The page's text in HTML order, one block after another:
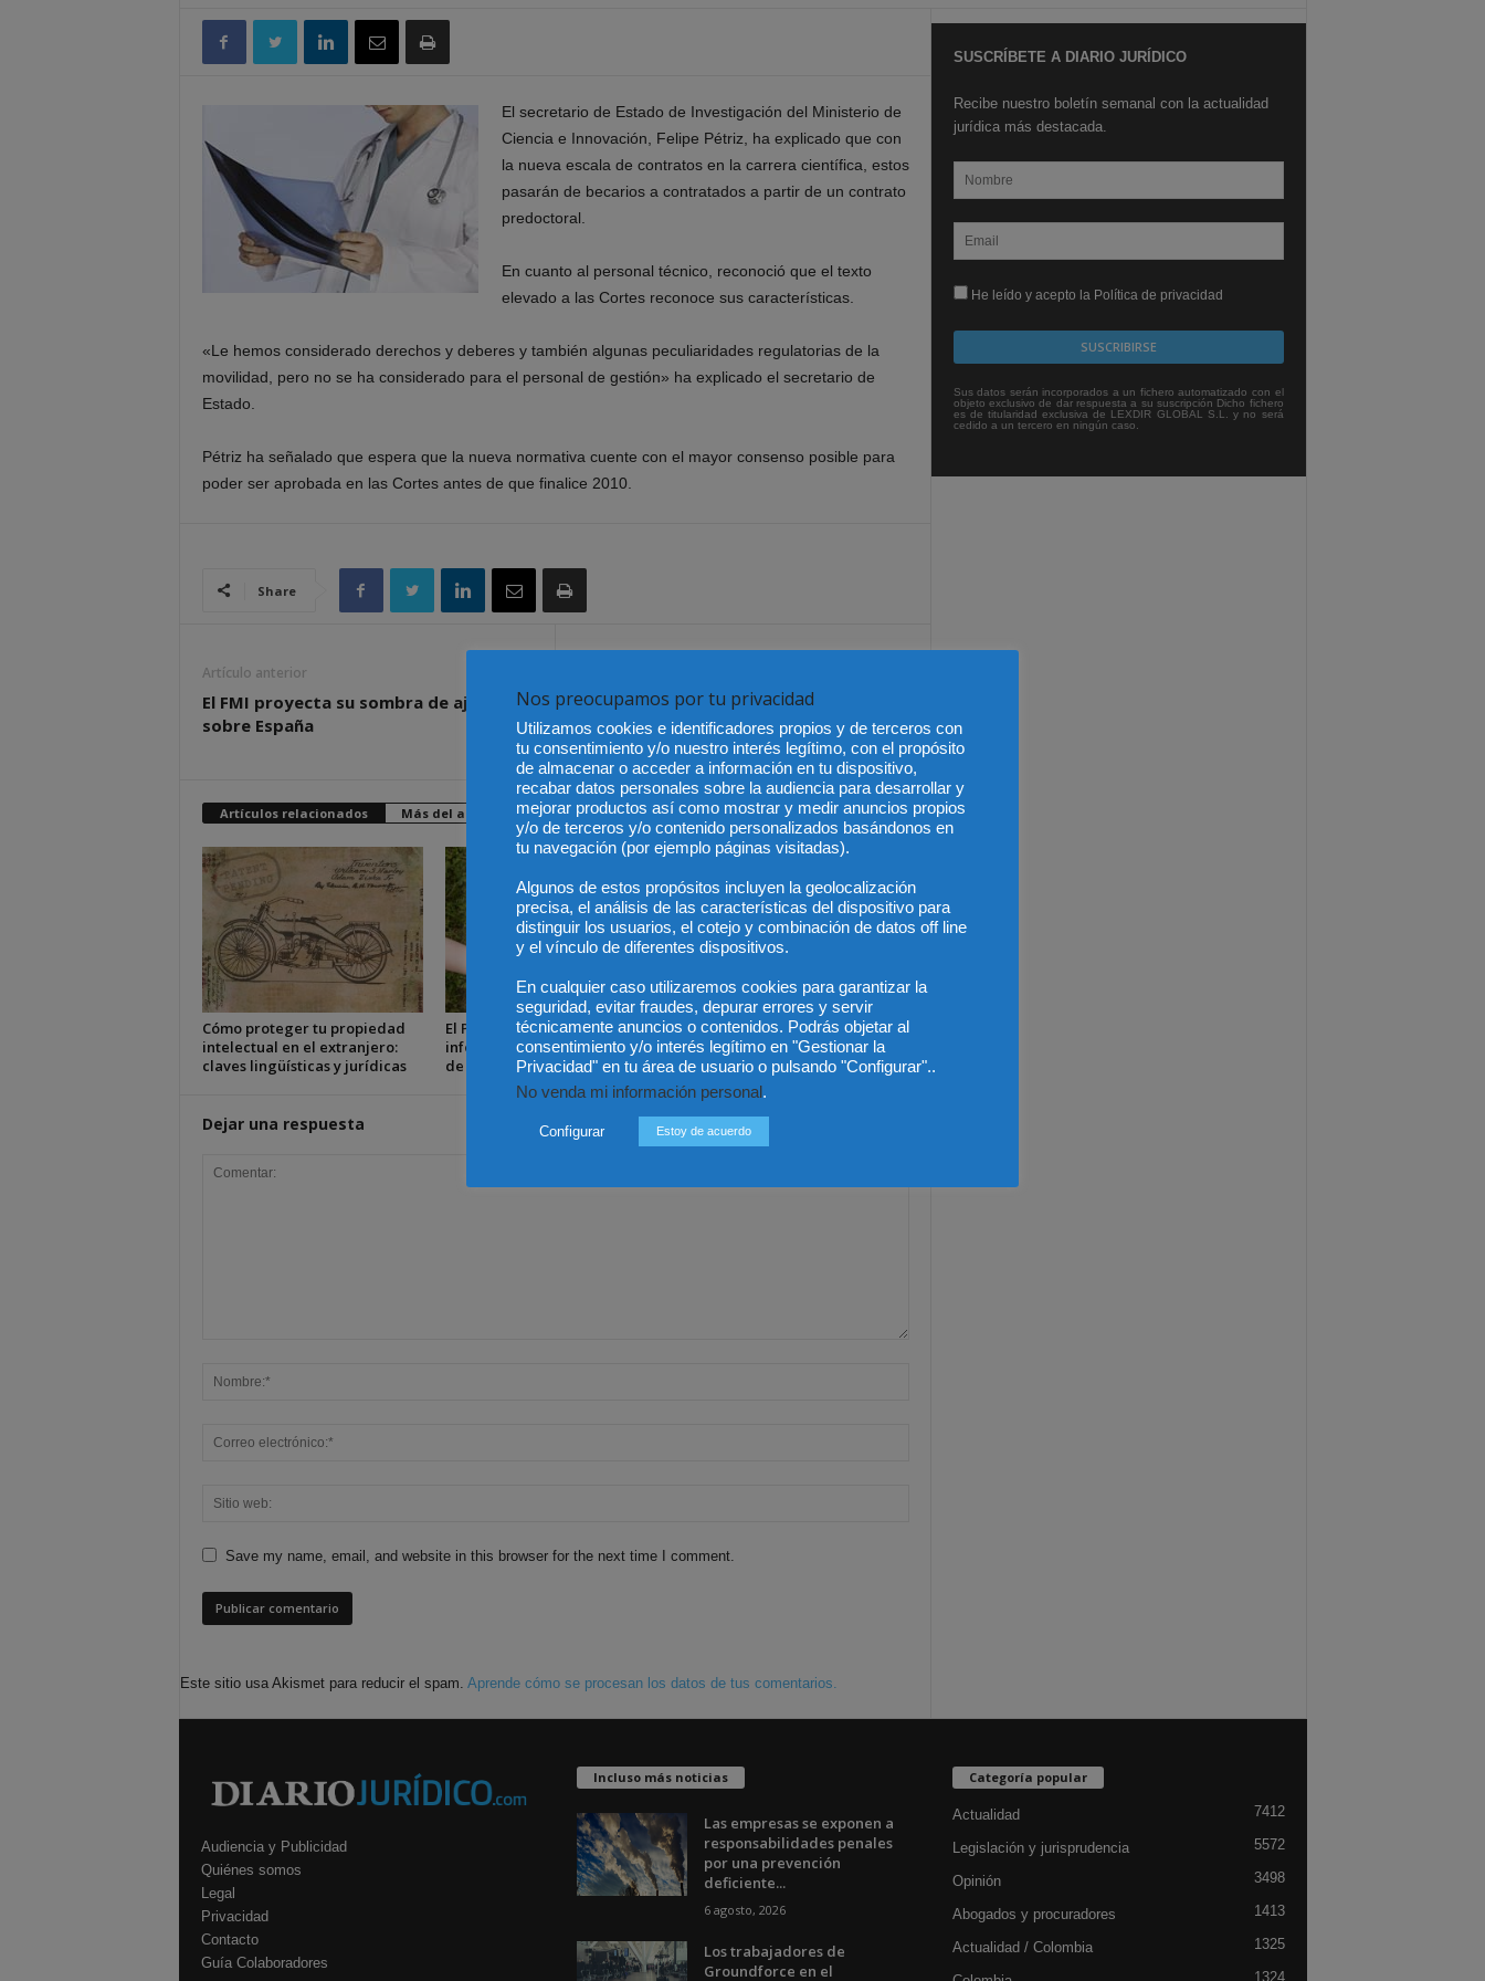
El secretario de Estado de Investigación del Ministerio de
Ciencia e Innovación, Felipe Pétriz, ha explicado que con
la nueva escala de contratos en la carrera científica, estos
pasarán de becarios a contratados a partir de un contrato
predoctoral.
En cuanto al personal técnico, reconoció que el texto
elevado a las Cortes reconoce sus características.
«Le hemos considerado derechos y deberes y también algunas peculiaridades regulatorias de la
movilidad, pero no se ha considerado para el personal de gestión» ha explicado el secretario de
Estado.
Pétriz ha señalado que espera que la nueva normativa cuente con el mayor consenso posible para
poder ser aprobada en las Cortes antes de que finalice 2010.
Share
Artículo anterior
El FMI proyecta su sombra de ajustes
sobre España
Portugal también avanza con un alza
de impuestos
Artículos relacionados Más del autor
Cómo proteger tu propiedad
intelectual en el extranjero:
claves lingüísticas y jurídicas
El Pleno del CGPJ aprueba el
informe al anteproyecto de Ley
de Familias por unanimidad
Últimas modificaciones en la
Ley de Sociedades de Capital
Dejar una respuesta
Save my name, email, and website in this browser for the next time I comment.
Este sitio usa Akismet para reducir el spam. Aprende cómo se procesan los datos de tus comentarios.
SUSCRÍBETE A DIARIO JURÍDICO
Recibe nuestro boletín semanal con la actualidad
jurídica más destacada.
He leído y acepto la Política de privacidad
Sus datos serán incorporados a un fichero automatizado con el
objeto exclusivo de dar respuesta a su suscripción Dicho fichero
es de titularidad exclusiva de LEXDIR GLOBAL S.L. y no será
cedido a un tercero en ningún caso.
Audiencia y Publicidad
Quiénes somos
Legal
Privacidad
Contacto
Guía Colaboradores
Incluso más noticias
Las empresas se exponen a
responsabilidades penales
por una prevención
deficiente...
6 agosto, 2026
Los trabajadores de
Groundforce en el
Categoría popular
Actualidad 7412
Legislación y jurisprudencia 5572
Opinión 3498
Abogados y procuradores 1413
Actualidad / Colombia 1325
1324
Nos preocupamos por tu privacidad
Utilizamos cookies e identificadores propios y de terceros con
tu consentimiento y/o nuestro interés legítimo, con el propósito
de almacenar o acceder a información en tu dispositivo,
recabar datos personales sobre la audiencia para desarrollar y
mejorar productos así como mostrar y medir anuncios propios
y/o de terceros y/o contenido personalizados basándonos en
tu navegación (por ejemplo páginas visitadas).
Algunos de estos propósitos incluyen la geolocalización
precisa, el análisis de las características del dispositivo para
distinguir los usuarios, el cotejo y combinación de datos off line
y el vínculo de diferentes dispositivos.
En cualquier caso utilizaremos cookies para garantizar la
seguridad, evitar fraudes, depurar errores y servir
técnicamente anuncios o contenidos. Podrás objetar al
consentimiento y/o interés legítimo en "Gestionar la
Privacidad" en tu área de usuario o pulsando "Configurar"..
No venda mi información personal.
Configurar Estoy de acuerdo